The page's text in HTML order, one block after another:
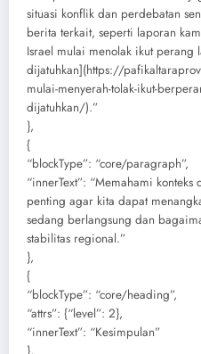
situasi konflik dan perdebatan
berita terkait, seperti laporan
Israel mulai menolak ikut perang
dijatuhkan](https://
mulai-menyerah-tolak-ikut-
dijatuhkan/).”
},
{
“blockType”: “core/paragraph”,
“innerText”: “Memahami
penting agar kita dapat
sedang berlangsung dan
stabilitas regional.”
},
{
“blockType”: “core/heading”,
“attrs”: {“level”: 2},
“innerText”: “Kesimpulan”
},